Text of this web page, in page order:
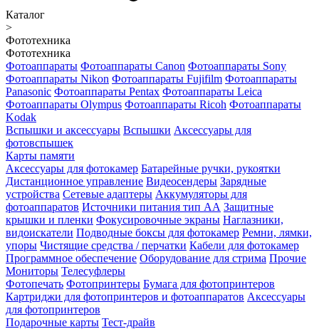
Каталог
>
Фототехника
Фототехника
Фотоаппараты Фотоаппараты Canon Фотоаппараты Sony
Фотоаппараты Nikon Фотоаппараты Fujifilm Фотоаппараты
Panasonic Фотоаппараты Pentax Фотоаппараты Leica
Фотоаппараты Olympus Фотоаппараты Ricoh Фотоаппараты
Kodak
Вспышки и аксессуары Вспышки Аксессуары для
фотовспышек
Карты памяти
Аксессуары для фотокамер Батарейные ручки, рукоятки
Дистанционное управление Видеосендеры Зарядные
устройства Сетевые адаптеры Аккумуляторы для
фотоаппаратов Источники питания тип АА Защитные
крышки и пленки Фокусировочные экраны Наглазники,
видоискатели Подводные боксы для фотокамер Ремни, лямки,
упоры Чистящие средства / перчатки Кабели для фотокамер
Программное обеспечение Оборудование для стрима Прочие
Мониторы Телесуфлеры
Фотопечать Фотопринтеры Бумага для фотопринтеров
Картриджи для фотопринтеров и фотоаппаратов Аксессуары
для фотопринтеров
Подарочные карты Тест-драйв